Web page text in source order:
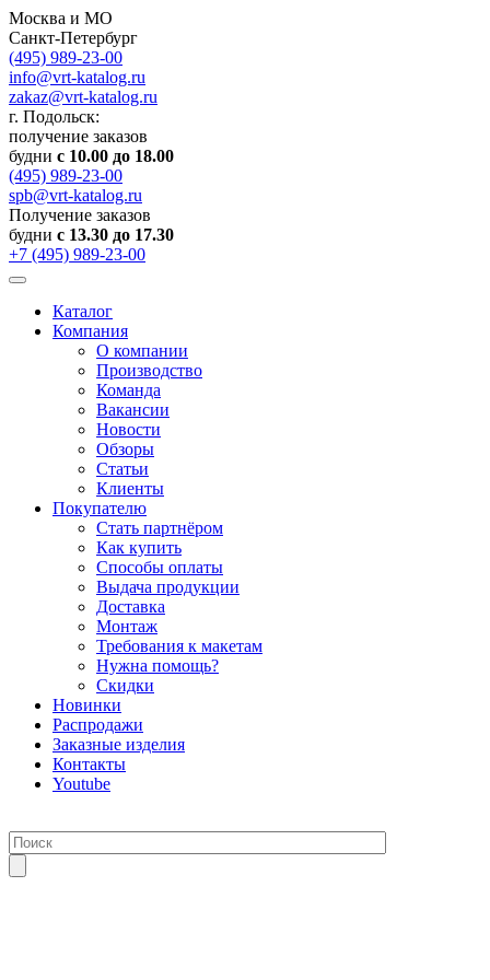
Москва и МО
Санкт-Петербург
(495) 989-23-00
info@vrt-katalog.ru
zakaz@vrt-katalog.ru
г. Подольск:
получение заказов
будни с 10.00 до 18.00
(495) 989-23-00
spb@vrt-katalog.ru
Получение заказов
будни с 13.30 до 17.30
+7 (495) 989-23-00
Каталог
Компания
О компании
Производство
Команда
Вакансии
Новости
Обзоры
Статьи
Клиенты
Покупателю
Стать партнёром
Как купить
Способы оплаты
Выдача продукции
Доставка
Монтаж
Требования к макетам
Нужна помощь?
Скидки
Новинки
Распродажи
Заказные изделия
Контакты
Youtube